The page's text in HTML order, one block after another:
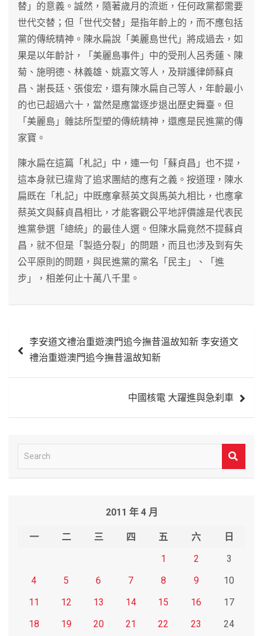
替」的意義。誠然，隨著歲月的流逝，任何政黨都需要
世代交替；但「世代交替」是指年齡上的，而不應包括
黨的傳統精神。陳水扁說「美麗島世代」將成過去，如
果是以年齡計，「美麗島事件」中的受刑人呂秀蓮、陳
菊、施明德、林義雄、姚嘉文等人，及辯護律師蘇貞
昌、謝長廷、張俊宏，還有陳水扁自己等人，年齡最小
的也已超過六十，當然是應當逐步退出歷史舞臺。但
「美麗島」雜誌所型塑的傳統精神，還應是民進黨的傳
家寶。
陳水扁在這篇「札記」中，連一句「蘇貞昌」也不提，
這本身就已違背了追求團結的應有之義。按道理，陳水
扁既在「札記」中既應拿蔡英文與馬英九相比，也應拿
蔡英文與蘇貞昌相比，才能客觀公平地評價誰是代表民
進黨參選「總統」的最佳人選。但陳水扁竟然不提蘇貞
昌，就不但是「製造分裂」的問題，而且也涉及到有失
公平原則的問題，與民進黨的黨名「民主」、「進
步」，相差何止十萬八千里。
章 李安道文禮治重遊澳門追今撫昔溫故知新 李安道文
禮治重遊澳門追今撫昔溫故知新
中國核電 大躍進與急刹車
e
2011 年 4 月
一 二 三 四 五 六
日
1
2
3
4
5 6 7 8 9
10
11
12 13 14 15 16
17
18
19 20 21 22 23
24